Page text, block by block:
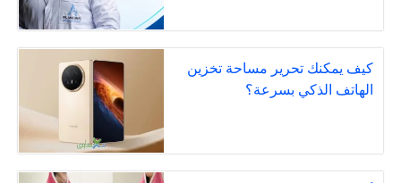
كيف يمكنك تحرير مساحة تخزين
الهاتف الذكي بسرعة؟